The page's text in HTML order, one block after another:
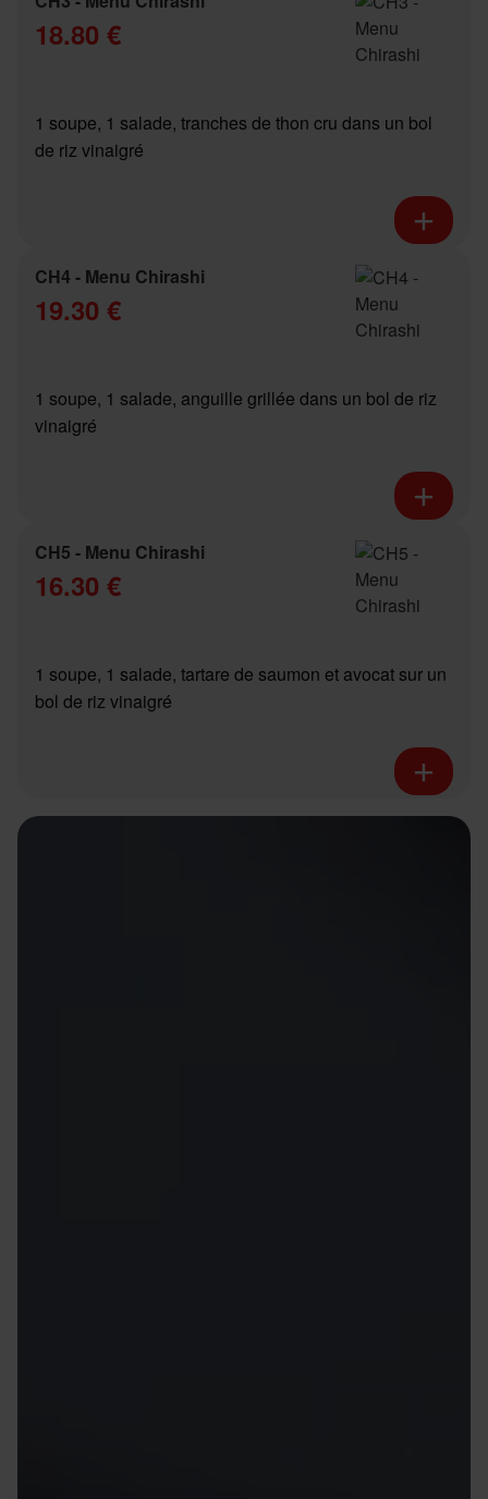
18.80 €
1 soupe, 1 salade, tranches de thon cru dans un bol
de riz vinaigré
CH4 - Menu Chirashi
19.30 €
1 soupe, 1 salade, anguille grillée dans un bol de riz
vinaigré
CH5 - Menu Chirashi
16.30 €
1 soupe, 1 salade, tartare de saumon et avocat sur un
bol de riz vinaigré